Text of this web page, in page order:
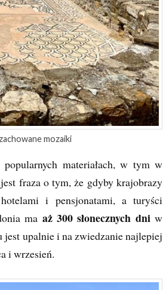
mozaiki
materiałach, w tym w
fraza o tym, że gdyby krajobrazy
i pensjonatami, a turyści
ma aż 300 słonecznych dni w
upalnie i na zwiedzanie najlepiej
i wrzesień.